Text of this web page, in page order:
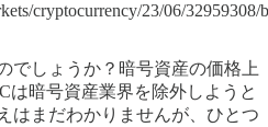
cryptocurrency/23/06/32959308/
でしょうか？暗号資産の価格上
は暗号資産業界を除外しようと
はまだわかりませんが、ひとつ